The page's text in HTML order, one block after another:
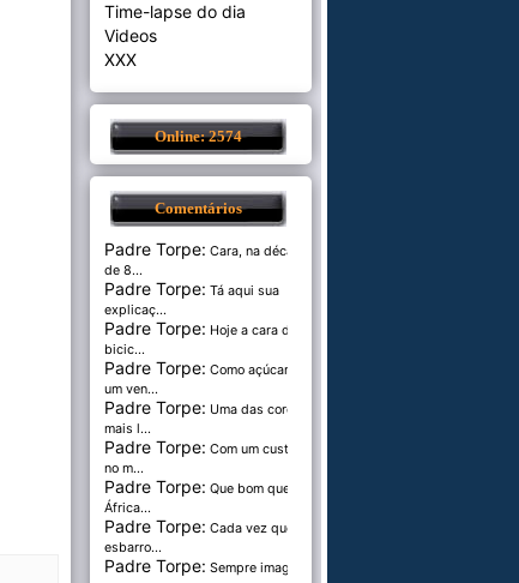
Time-lapse do dia
Videos
XXX
Online: 2574
Comentários
Padre Torpe: Cara, na década
de 8...
Padre Torpe: Tá aqui sua
explicaç...
Padre Torpe: Hoje a cara de
bicic...
Padre Torpe: Como açúcar é
um ven...
Padre Torpe: Uma das cores
mais l...
Padre Torpe: Com um custo de
no m...
Padre Torpe: Que bom que a
África...
Padre Torpe: Cada vez que
esbarro...
Padre Torpe: Sempre imaginei